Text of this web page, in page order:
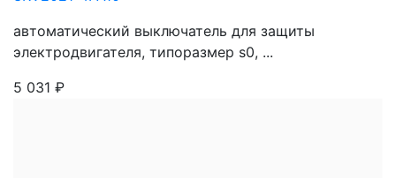
автоматический выключатель для защиты
электродвигателя, типоразмер s0, ...
5 031 ₽